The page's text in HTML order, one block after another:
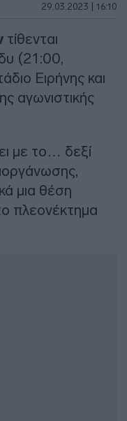
29.03.2023 | 16:10
τίθενται
(21:00,
Ειρήνης και
αγωνιστικής
με το… δεξί
μια θέση
πλεονέκτημα